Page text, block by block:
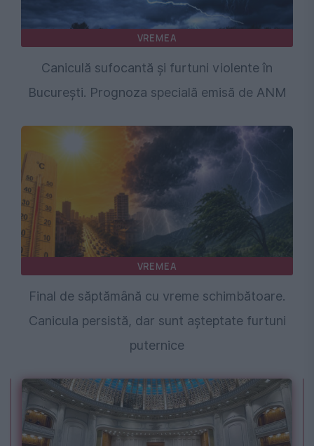
VREMEA
Caniculă sufocantă și furtuni violente în
București. Prognoza specială emisă de ANM
VREMEA
Final de săptămână cu vreme schimbătoare.
Canicula persistă, dar sunt așteptate furtuni
puternice